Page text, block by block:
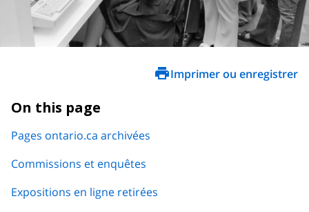
Imprimer ou enregistrer
On this page
Pages ontario.ca archivées
Commissions et enquêtes
Expositions en ligne retirées